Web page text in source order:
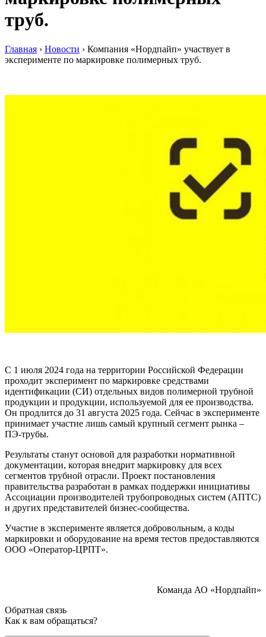
труб.
Главная › Новости › Компания «Нордпайп» участвует в
эксперименте по маркировке полимерных труб.
С 1 июля 2024 года на территории Российской Федерации
проходит эксперимент по маркировке средствами
идентификации (СИ) отдельных видов полимерной трубной
продукции и продукции, используемой для ее производства.
Он продлится до 31 августа 2025 года. Сейчас в эксперименте
принимает участие лишь самый крупный сегмент рынка –
ПЭ-трубы.
Результаты станут основой для разработки нормативной
документации, которая внедрит маркировку для всех
сегментов трубной отрасли. Проект постановления
правительства разработан в рамках поддержки инициативы
Ассоциации производителей трубопроводных систем (АПТС)
и других представителей бизнес-сообщества.
Участие в эксперименте является добровольным, а коды
маркировки и оборудование на время тестов предоставляются
ООО «Оператор-ЦРПТ».
Команда АО «Нордпайп»
Обратная связь
Как к вам обращаться?